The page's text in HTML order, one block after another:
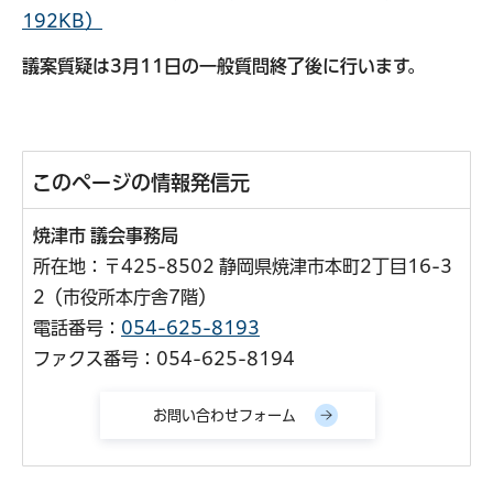
192KB）
議案質疑は3月11日の一般質問終了後に行います。
このページの情報発信元
焼津市 議会事務局
所在地：〒425-8502 静岡県焼津市本町2丁目16-3
2（市役所本庁舎7階）
電話番号： 054-625-8193
ファクス番号：054-625-8194